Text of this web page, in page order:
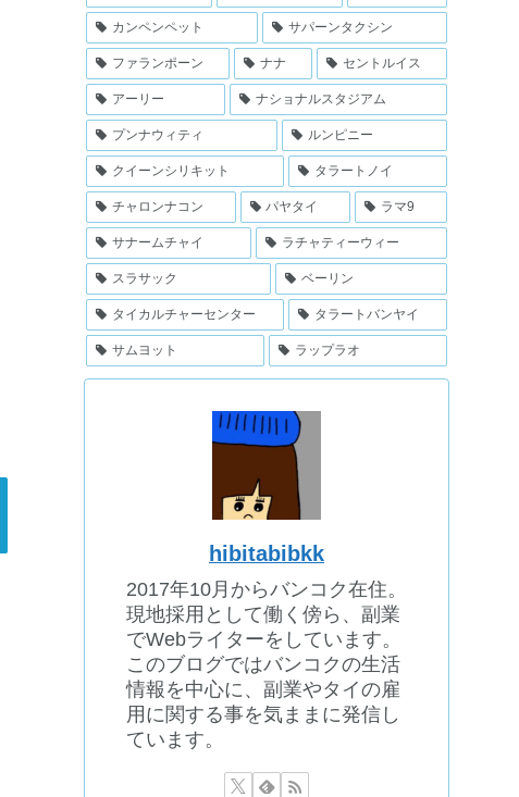
カンペンペット サパーンタクシン
ファランポーン ナナ セントルイス
アーリー ナショナルスタジアム
プンナウィティ ルンピニー
クイーンシリキット タラートノイ
チャロンナコン パヤタイ ラマ9
サナームチャイ ラチャティーウィー
スラサック ベーリン
タイカルチャーセンター タラートバンヤイ
サムヨット ラップラオ
hibitabibkk
2017年10月からバンコク在住。
現地採用として働く傍ら、副業
でWebライターをしています。
このブログではバンコクの生活
情報を中心に、副業やタイの雇
用に関する事を気ままに発信し
ています。